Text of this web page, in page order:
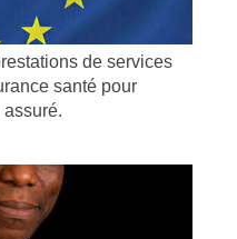
de services
santé pour
assuré.